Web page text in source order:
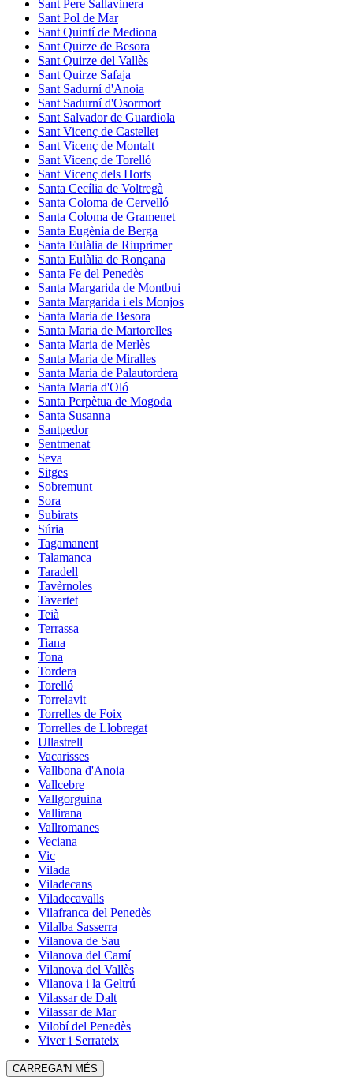
Sant Pere Sallavinera
Sant Pol de Mar
Sant Quintí de Mediona
Sant Quirze de Besora
Sant Quirze del Vallès
Sant Quirze Safaja
Sant Sadurní d'Anoia
Sant Sadurní d'Osormort
Sant Salvador de Guardiola
Sant Vicenç de Castellet
Sant Vicenç de Montalt
Sant Vicenç de Torelló
Sant Vicenç dels Horts
Santa Cecília de Voltregà
Santa Coloma de Cervelló
Santa Coloma de Gramenet
Santa Eugènia de Berga
Santa Eulàlia de Riuprimer
Santa Eulàlia de Ronçana
Santa Fe del Penedès
Santa Margarida de Montbui
Santa Margarida i els Monjos
Santa Maria de Besora
Santa Maria de Martorelles
Santa Maria de Merlès
Santa Maria de Miralles
Santa Maria de Palautordera
Santa Maria d'Oló
Santa Perpètua de Mogoda
Santa Susanna
Santpedor
Sentmenat
Seva
Sitges
Sobremunt
Sora
Subirats
Súria
Tagamanent
Talamanca
Taradell
Tavèrnoles
Tavertet
Teià
Terrassa
Tiana
Tona
Tordera
Torelló
Torrelavit
Torrelles de Foix
Torrelles de Llobregat
Ullastrell
Vacarisses
Vallbona d'Anoia
Vallcebre
Vallgorguina
Vallirana
Vallromanes
Veciana
Vic
Vilada
Viladecans
Viladecavalls
Vilafranca del Penedès
Vilalba Sasserra
Vilanova de Sau
Vilanova del Camí
Vilanova del Vallès
Vilanova i la Geltrú
Vilassar de Dalt
Vilassar de Mar
Vilobí del Penedès
Viver i Serrateix
CARREGA'N MÉS